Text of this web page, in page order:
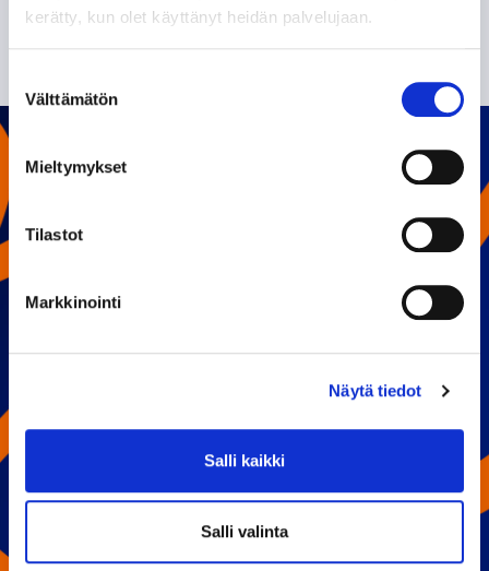
kerätty, kun olet käyttänyt heidän palvelujaan.
valinta
Välttämätön
Mieltymykset
Tilastot
Markkinointi
Näytä tiedot
Salli kaikki
Salli valinta
TILAA SÄHKÖPOSTIISI
PELAAJATILASTOT
77
#27 KRISTIAN TANUS 59